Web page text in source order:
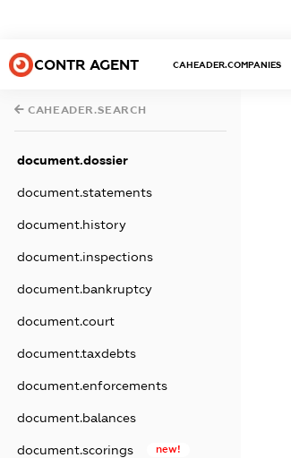
CONTR AGENT CAHEADER.COMPANIES
CAHEADER.SEARCH
document.dossier
document.statements
document.history
document.inspections
document.bankruptcy
document.court
document.taxdebts
document.enforcements
document.balances
document.scorings new!